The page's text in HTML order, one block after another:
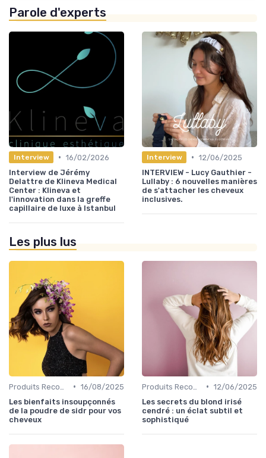
Parole d'experts
Interview • 16/02/2026
Interview de Jérémy
Delattre de Klineva Medical
Center : Klineva et
l'innovation dans la greffe
capillaire de luxe à Istanbul
Interview • 12/06/2025
INTERVIEW - Lucy Gauthier -
Lullaby : 6 nouvelles manières
de s'attacher les cheveux
inclusives.
Les plus lus
• 16/08/2025
Les bienfaits insoupçonnés
de la poudre de sidr pour vos
cheveux
• 12/06/2025
Les secrets du blond irisé
cendré : un éclat subtil et
sophistiqué